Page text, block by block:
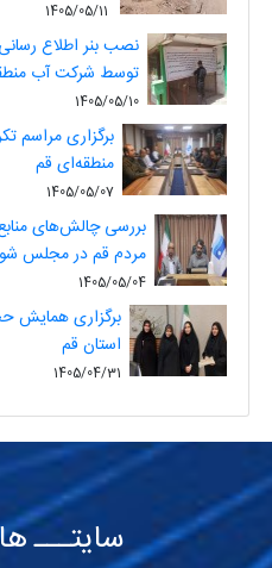
1405/05/11
نصب بنر اطلاع
توسط شرکت آب
1405/05/10
برگزاری مراسم
منطقه‌ای قم
1405/05/07
بررسی چالش‌های
مردم قم در مجلس
1405/05/04
برگزاری همایش
استان قم
1405/04/31
سایتـــ